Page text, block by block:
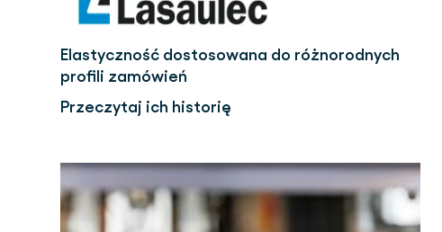
Elastyczność dostosowana do różnorodnych
profili zamówień
Przeczytaj ich historię